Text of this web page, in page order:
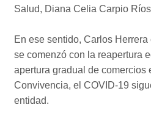
Salud, Diana Celia Carpio
En ese sentido, Carlos
se comenzó con la reapertura
apertura gradual de comercios
Convivencia, el COVID-19
entidad.